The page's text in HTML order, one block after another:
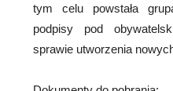
tym celu powstała
podpisy pod
sprawie utworzenia